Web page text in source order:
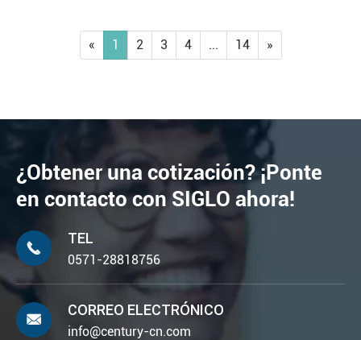
« 1 2 3 4 ... 14 »
¿Obtener una cotización? ¡Ponte
en contacto con SIGLO ahora!

TEL
0571-28818756

CORREO ELECTRÓNICO
info@century-cn.com